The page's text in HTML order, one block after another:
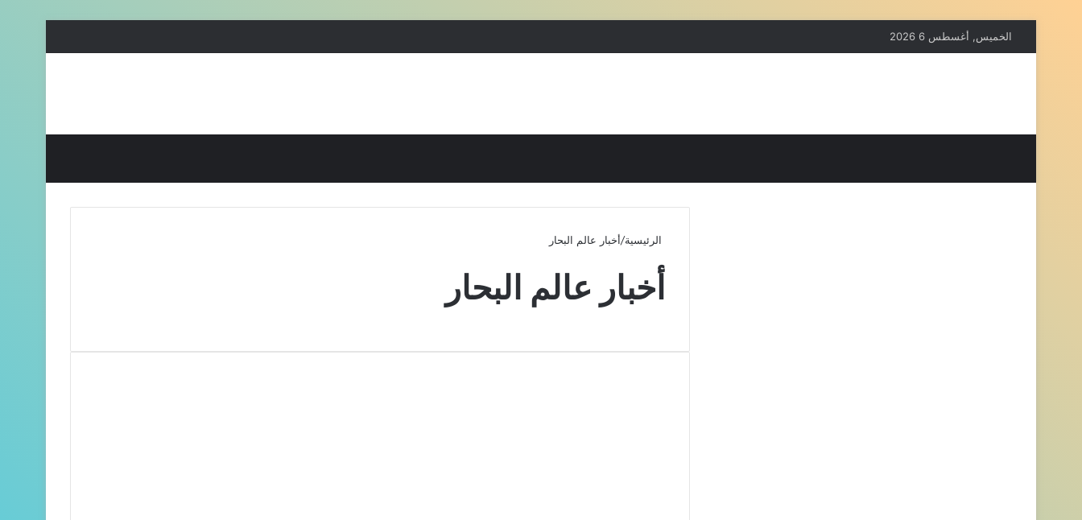
الخميس, أغسطس 6 2026
الرئيسية/أخبار عالم البحار
أخبار عالم البحار